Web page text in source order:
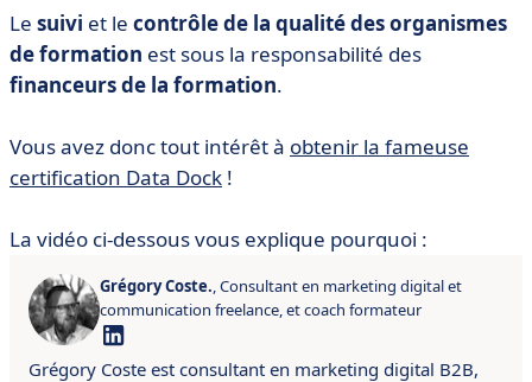
Le suivi et le contrôle de la qualité des organismes
de formation est sous la responsabilité des
financeurs de la formation.
Vous avez donc tout intérêt à obtenir la fameuse
certification Data Dock !
La vidéo ci-dessous vous explique pourquoi :
Grégory Coste., Consultant en marketing digital et
communication freelance, et coach formateur
Grégory Coste est consultant en marketing digital B2B,